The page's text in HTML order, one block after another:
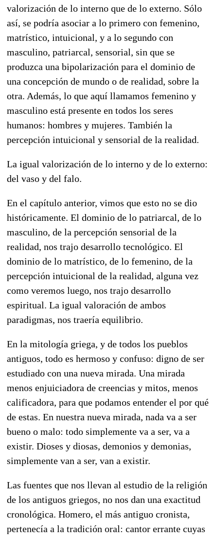
valorización de lo interno que de lo externo. Sólo
así, se podría asociar a lo primero con femenino,
matrístico, intuicional, y a lo segundo con
masculino, patriarcal, sensorial, sin que se
produzca una bipolarización para el dominio de
una concepción de mundo o de realidad, sobre la
otra. Además, lo que aquí llamamos femenino y
masculino está presente en todos los seres
humanos: hombres y mujeres. También la
percepción intuicional y sensorial de la realidad.
La igual valorización de lo interno y de lo externo:
del vaso y del falo.
En el capítulo anterior, vimos que esto no se dio
históricamente. El dominio de lo patriarcal, de lo
masculino, de la percepción sensorial de la
realidad, nos trajo desarrollo tecnológico. El
dominio de lo matrístico, de lo femenino, de la
percepción intuicional de la realidad, alguna vez
como veremos luego, nos trajo desarrollo
espiritual. La igual valoración de ambos
paradigmas, nos traería equilibrio.
En la mitología griega, y de todos los pueblos
antiguos, todo es hermoso y confuso: digno de ser
estudiado con una nueva mirada. Una mirada
menos enjuiciadora de creencias y mitos, menos
calificadora, para que podamos entender el por qué
de estas. En nuestra nueva mirada, nada va a ser
bueno o malo: todo simplemente va a ser, va a
existir. Dioses y diosas, demonios y demonias,
simplemente van a ser, van a existir.
Las fuentes que nos llevan al estudio de la religión
de los antiguos griegos, no nos dan una exactitud
cronológica. Homero, el más antiguo cronista,
pertenecía a la tradición oral: cantor errante cuyas